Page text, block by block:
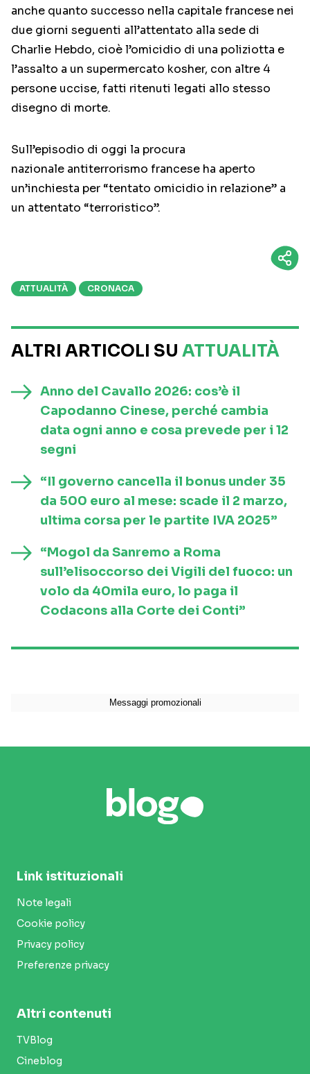
anche quanto successo nella capitale francese nei
due giorni seguenti all’attentato alla sede di
Charlie Hebdo, cioè l’omicidio di una poliziotta e
l’assalto a un supermercato kosher, con altre 4
persone uccise, fatti ritenuti legati allo stesso
disegno di morte.
Sull’episodio di oggi la procura
nazionale antiterrorismo francese ha aperto
un’inchiesta per “tentato omicidio in relazione” a
un attentato “terroristico”.
ATTUALITÀ CRONACA
ALTRI ARTICOLI SU ATTUALITÀ
Anno del Cavallo 2026: cos’è il
Capodanno Cinese, perché cambia
data ogni anno e cosa prevede per i 12
segni
“Il governo cancella il bonus under 35
da 500 euro al mese: scade il 2 marzo,
ultima corsa per le partite IVA 2025”
“Mogol da Sanremo a Roma
sull’elisoccorso dei Vigili del fuoco: un
volo da 40mila euro, lo paga il
Codacons alla Corte dei Conti”
Link istituzionali
Note legali
Cookie policy
Privacy policy
Preferenze privacy
Altri contenuti
TVBlog
Cineblog